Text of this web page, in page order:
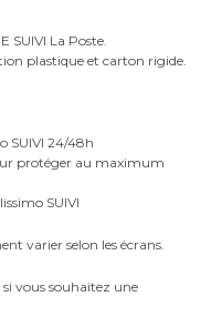
SUIVI La Poste.
plastique et carton rigide.
SUIVI 24/48h
protéger au maximum
SUIVI
varier selon les écrans.
vous souhaitez une